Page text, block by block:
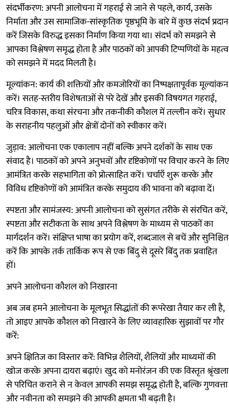
संदर्भीकरण: अपनी आलोचना में गहराई से जाने से पहले, कार्य, उसके
निर्माता और उस सामाजिक-सांस्कृतिक पृष्ठभूमि के बारे में कुछ संदर्भ प्रदान
करें जिसके विरुद्ध इसका निर्माण किया गया था। संदर्भ को समझने से
आपका विश्लेषण समृद्ध होता है और पाठकों को आपकी टिप्पणियों के महत्व
को समझने में मदद मिलती है।
मूल्यांकन: कार्य की शक्तियों और कमजोरियों का निष्पक्षतापूर्वक मूल्यांकन
करें। सतह-स्तरीय विशेषताओं से परे देखें और इसकी विषयगत गहराई,
चरित्र विकास, कथा संरचना और तकनीकी कौशल में तल्लीन करें। सुधार
के सराहनीय पहलुओं और क्षेत्रों दोनों को स्वीकार करें।
जुड़ाव: आलोचना एक एकालाप नहीं बल्कि अपने दर्शकों के साथ एक
संवाद है। पाठकों को अपने अनुभवों और दृष्टिकोणों पर विचार करने के लिए
आमंत्रित करके सहभागिता को प्रोत्साहित करें। चर्चाएँ शुरू करके और
विविध दृष्टिकोणों को आमंत्रित करके समुदाय की भावना को बढ़ावा दें।
स्पष्टता और सामंजस्य: अपनी आलोचना को सुसंगत तरीके से संरचित करें,
स्पष्टता और सटीकता के साथ अपने विश्लेषण के माध्यम से पाठकों का
मार्गदर्शन करें। संक्षिप्त भाषा का प्रयोग करें, शब्दजाल से बचें और सुनिश्चित
करें कि आपके तर्क तार्किक रूप से एक बिंदु से दूसरे बिंदु तक प्रवाहित
हों।
अपने आलोचना कौशल को निखारना
अब जब हमने आलोचना के मूलभूत सिद्धांतों की रूपरेखा तैयार कर ली है,
तो आइए आपके कौशल को निखारने के लिए व्यावहारिक सुझावों पर गौर
करें:
अपने क्षितिज का विस्तार करें: विभिन्न शैलियों, शैलियों और माध्यमों की
खोज करके अपना दायरा बढ़ाएं। खुद को मनोरंजन की एक विस्तृत श्रृंखला
से परिचित कराने से न केवल आपकी समझ समृद्ध होती है, बल्कि गुणवत्ता
और नवीनता को समझने की आपकी क्षमता भी बढ़ती है।